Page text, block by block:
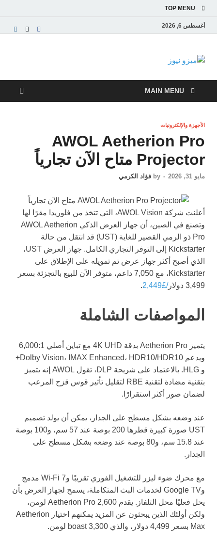
TOP MENU
أغسطس 6, 2026
ميزو نيوز
والاقتصادية
MAIN MENU
الأجهزة والإلكترونيات
AWOL Aetherion Pro
Projector متاح الآن تجارياً
مايو 31, 2026 -
by فؤاد الكرمي
أعلنت شركة AWOL Vision، التي تتخذ من فلوريدا مقرًا لها
وتصنع في الصين، أن جهاز العرض الذكي AWOL Aetherion
Pro ذو الرمي القصير للغاية (UST) قد انتقل من حالة
Kickstarter إلى التوفر التجاري الكامل. جهاز العرض UST،
الذي أصبح أكثر جهاز عرض تم تمويله على الإطلاق على
Kickstarter، مع 7,050 داعم، متوفر الآن للبيع بالتجزئة بسعر
3,499 دولار
/£2,449
.
المواصفات الشاملة
يتميز Aetherion Pro بدقة 4K UHD مع تباين أصلي 6,000:1
ويدعم Dolby Vision، IMAX Enhanced، HDR10/HDR10+
و HLG. بالاعتماد على شريحة DLP، تقول AWOL إنه يتميز
بتقنية مضادة لتقنية RBE لتقليل تأثير قوس قزح المرعب
لضمان صور أكثر استقرارًا.
عند وضعه بشكل مسطح على الجدار، يمكن أن يولد تصميم
UST صورة كبيرة قطرها 200 بوصة عند 57 سم، و100 بوصة
عند 15.8 سم، و80 بوصة عند وضعه بشكل مسطح على
الجدار.
مع محرك ضوء ليزر للتشغيل الفوري تقريبًا وWi-Fi 7 مدمج
وGoogle TV لخدمات البث المتكاملة، يسمح لجهاز العرض بأن
يحل فعليًا محل التلفاز. يقدم Aetherion Pro 2,600 لومن،
ولكن أولئك الذين يبحثون عن المزيد يمكنهم اختيار Aetherion
Max بسعر 4,499 دولار، والذي boast 3,300 لومن.